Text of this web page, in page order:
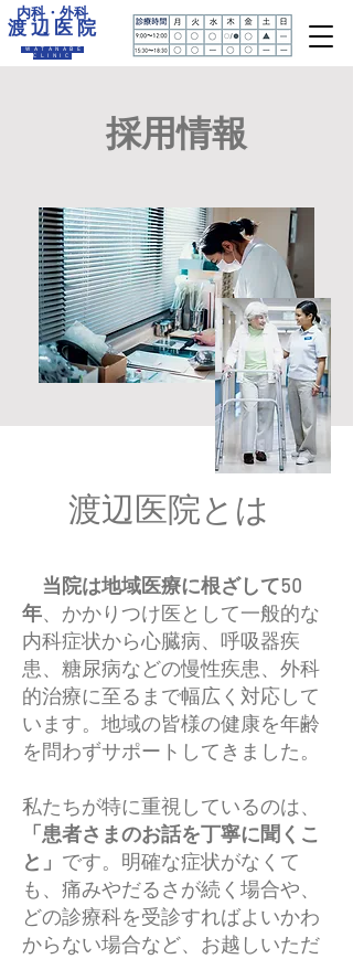
内科・外科
渡 辺 医 院
WATANABE
CLINIC
採用情報
​渡辺医院とは
当院は地域医療に根ざして50
年、かかりつけ医として一般的な
内科症状から心臓病、呼吸器疾
患、糖尿病などの慢性疾患、外科
的治療に至るまで幅広く対応して
います。地域の皆様の健康を年齢
を問わずサポートしてきました。
私たちが特に重視しているのは、
「患者さまのお話を丁寧に聞くこ
と」 です。明確な症状がなくて
も、痛みやだるさが続く場合や、
どの診療科を受診すればよいかわ
からない場合など、お越しいただ